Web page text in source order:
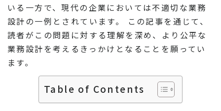
いる一方で、現代の企業においては不適切な業務
設計の一例とされています。 この記事を通じて、
読者がこの問題に対する理解を深め、より公平な
業務設計を考えるきっかけとなることを願ってい
ます。
Table of Contents